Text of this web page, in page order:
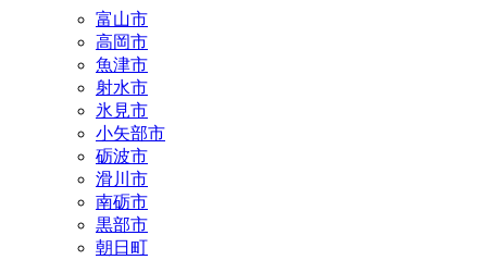
富山市
高岡市
魚津市
射水市
氷見市
小矢部市
砺波市
滑川市
南砺市
黒部市
朝日町